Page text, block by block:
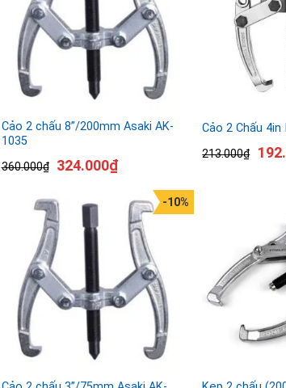
Cảo 2 chấu 8”/200mm Asaki AK-
1035
360.000₫ 324.000₫
Cảo 2 Chấu 4in
213.000₫
-10%